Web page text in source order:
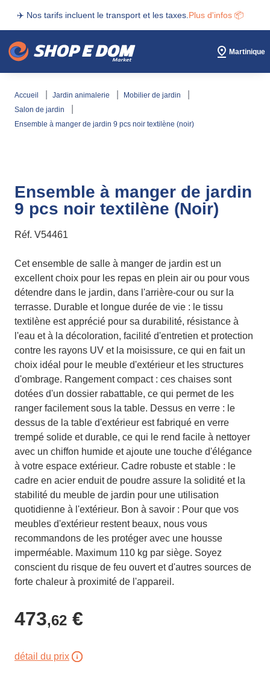
✈️ Nos tarifs incluent le transport et les taxes. Plus d'infos 📦
Martinique
accueil jardin animalerie
mobilier de jardin
salon de jardin
ensemble à manger de jardin 9 pcs noir textilène (noir)
Ensemble à manger de jardin
9 pcs noir textilène (Noir)
Réf. V54461
Cet ensemble de salle à manger de jardin est un
excellent choix pour les repas en plein air ou pour vous
détendre dans le jardin, dans l'arrière-cour ou sur la
terrasse. Durable et longue durée de vie : le tissu
textilène est apprécié pour sa durabilité, résistance à
l'eau et à la décoloration, facilité d'entretien et protection
contre les rayons UV et la moisissure, ce qui en fait un
choix idéal pour le meuble d'extérieur et les structures
d'ombrage. Rangement compact : ces chaises sont
dotées d'un dossier rabattable, ce qui permet de les
ranger facilement sous la table. Dessus en verre : le
dessus de la table d'extérieur est fabriqué en verre
trempé solide et durable, ce qui le rend facile à nettoyer
avec un chiffon humide et ajoute une touche d'élégance
à votre espace extérieur. Cadre robuste et stable : le
cadre en acier enduit de poudre assure la solidité et la
stabilité du meuble de jardin pour une utilisation
quotidienne à l'extérieur. Bon à savoir : Pour que vos
meubles d'extérieur restent beaux, nous vous
recommandons de les protéger avec une housse
imperméable. Maximum 110 kg par siège. Soyez
conscient du risque de feu ouvert et d'autres sources de
forte chaleur à proximité de l'appareil.
473,62 €
détail du prix